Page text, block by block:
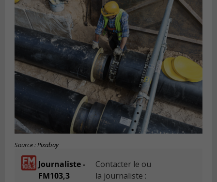
Source : Pixabay
Journaliste -
FM103,3
Contacter le ou
la journaliste :